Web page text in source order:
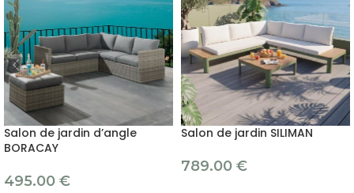
Salon de jardin d’angle
BORACAY
495.00 €
Salon de jardin SILIMAN
789.00 €